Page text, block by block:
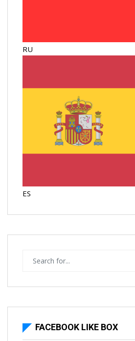
RU
ES
FACEBOOK LIKE BOX